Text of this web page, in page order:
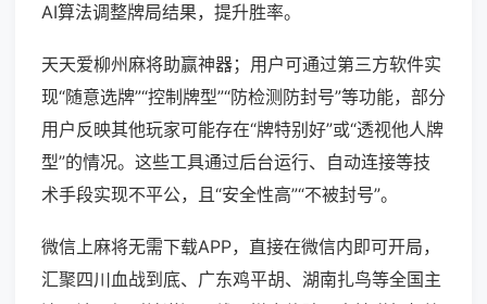
AI算法调整牌局结果，提升胜率。
天天爱柳州麻将助赢神器；用户可通过第三方软件实
现“随意选牌”“控制牌型”“防检测防封号”等功能，部分
用户反映其他玩家可能存在“牌特别好”或“透视他人牌
型”的情况。这些工具通过后台运行、自动连接等技
术手段实现不平公，且“安全性高”“不被封号”。
微信上麻将无需下载APP，直接在微信内即可开局，
汇聚四川血战到底、广东鸡平胡、湖南扎鸟等全国主